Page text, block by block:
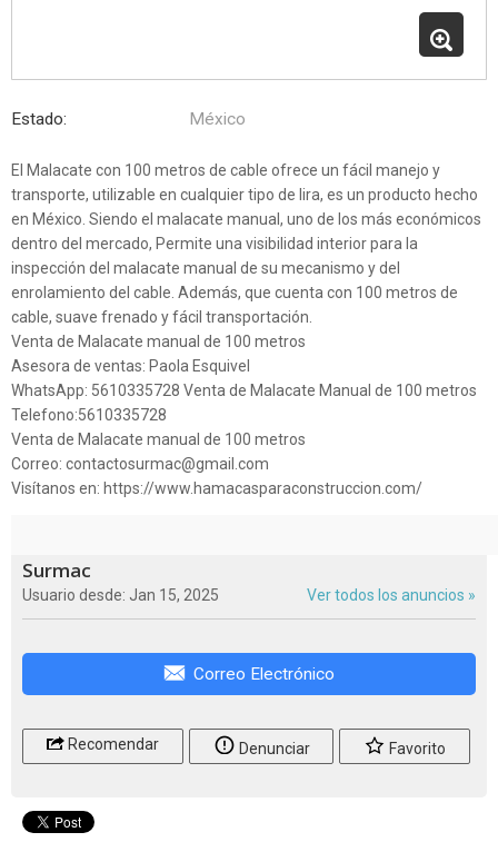
Estado: México
El Malacate con 100 metros de cable ofrece un fácil manejo y
transporte, utilizable en cualquier tipo de lira, es un producto hecho
en México. Siendo el malacate manual, uno de los más económicos
dentro del mercado, Permite una visibilidad interior para la
inspección del malacate manual de su mecanismo y del
enrolamiento del cable. Además, que cuenta con 100 metros de
cable, suave frenado y fácil transportación.
Venta de Malacate manual de 100 metros
Asesora de ventas: Paola Esquivel
WhatsApp: 5610335728 Venta de Malacate Manual de 100 metros
Telefono:5610335728
Venta de Malacate manual de 100 metros
Correo: contactosurmac@gmail.com
Visítanos en: https://www.hamacasparaconstruccion.com/
Surmac
Usuario desde: Jan 15, 2025 Ver todos los anuncios »
Correo Electrónico
Recomendar Denunciar Favorito